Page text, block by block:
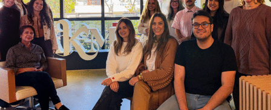
nenhuma experiência vale a pena sem conteúdo e
nenhum conteúdo é relevante sem gerar impacto real no
mundo físico ou digital. Durante esta década, nunca
deixamos de nos reinventar e entendemos que
experiência de marca é um motor de crescimento direto.
É essa evolução que traduzimos hoje como Business
Experience”, destaca Paulo Farnese, CEO da EAÍ?!.
“Completar dez anos é celebrar esta história com o